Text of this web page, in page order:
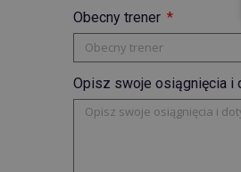
Obecny trener
Opisz swoje osiągnięcia i